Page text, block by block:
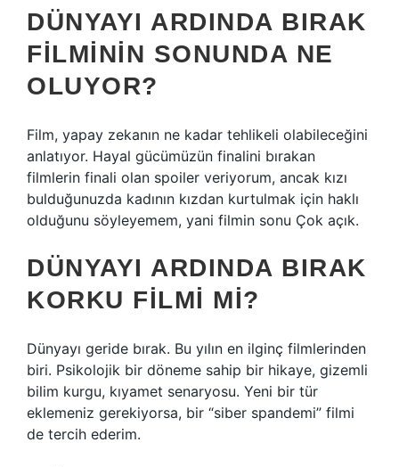
DÜNYAYI ARDINDA BIRAK
FILMININ SONUNDA NE
OLUYOR?
Film, yapay zekanın ne kadar tehlikeli olabileceğini
anlatıyor. Hayal gücümüzün finalini bırakan
filmlerin finali olan spoiler veriyorum, ancak kızı
bulduğunuzda kadının kızdan kurtulmak için haklı
olduğunu söyleyemem, yani filmin sonu Çok açık.
DÜNYAYI ARDINDA BIRAK
KORKU FILMI MI?
Dünyayı geride bırak. Bu yılın en ilginç filmlerinden
biri. Psikolojik bir döneme sahip bir hikaye, gizemli
bilim kurgu, kıyamet senaryosu. Yeni bir tür
eklemeniz gerekiyorsa, bir “siber spandemi” filmi
de tercih ederim.